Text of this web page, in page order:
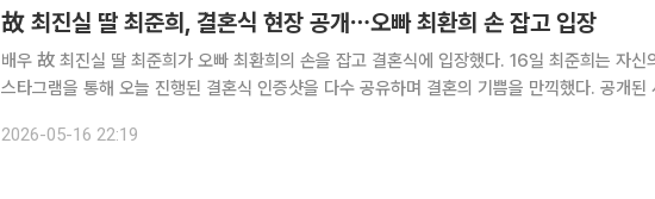
故 최진실 딸 최준희, 결혼식 현장 공개⋯오빠 최환희 손 잡고 입장
배우 故 최진실 딸 최준희가 오빠 최환희의 손을 잡고 결혼식에 입장했다. 16일 최준희는 자신의 인
스타그램을 통해 오늘 진행된 결혼식 인증샷을 다수 공유하며 결혼의 기쁨을 만끽했다. 공개된 사진
안겼다. 부모님 대신 혼주로서 자리를 지킨 최환희는 동생을
2026-05-16 22:19